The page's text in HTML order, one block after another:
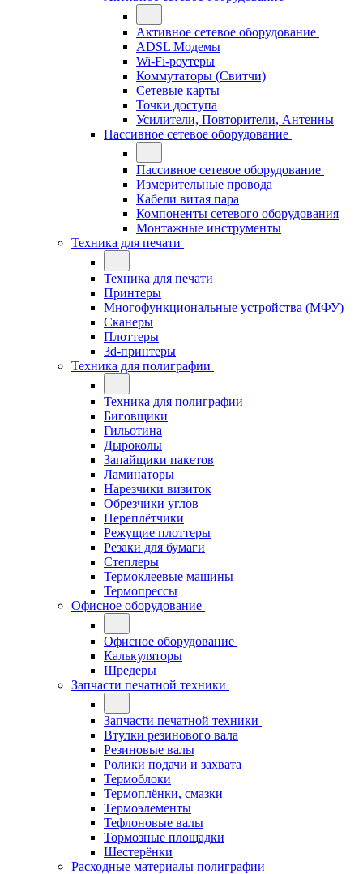
Активное сетевое оборудование
ADSL Модемы
Wi-Fi-роутеры
Коммутаторы (Свитчи)
Сетевые карты
Точки доступа
Усилители, Повторители, Антенны
Пассивное сетевое оборудование
Пассивное сетевое оборудование
Измерительные провода
Кабели витая пара
Компоненты сетевого оборудования
Монтажные инструменты
Техника для печати
Техника для печати
Принтеры
Многофункциональные устройства (МФУ)
Сканеры
Плоттеры
3d-принтеры
Техника для полиграфии
Техника для полиграфии
Биговщики
Гильотина
Дыроколы
Запайщики пакетов
Ламинаторы
Нарезчики визиток
Обрезчики углов
Переплётчики
Режущие плоттеры
Резаки для бумаги
Степлеры
Термоклеевые машины
Термопрессы
Офисное оборудование
Офисное оборудование
Калькуляторы
Шредеры
Запчасти печатной техники
Запчасти печатной техники
Втулки резинового вала
Резиновые валы
Ролики подачи и захвата
Термоблоки
Термоплёнки, смазки
Термоэлементы
Тефлоновые валы
Тормозные площадки
Шестерёнки
Расходные материалы полиграфии